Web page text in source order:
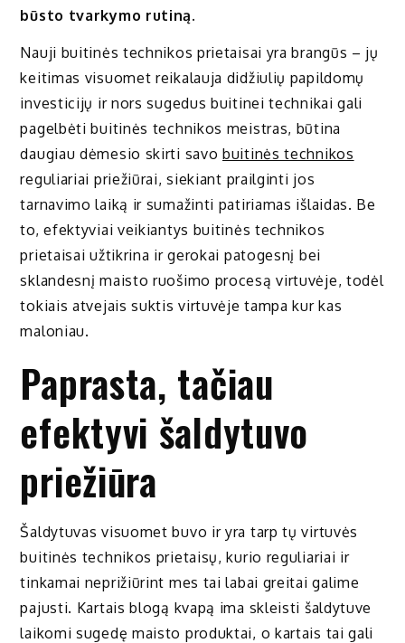
būsto tvarkymo rutiną.
Nauji buitinės technikos prietaisai yra brangūs – jų
keitimas visuomet reikalauja didžiulių papildomų
investicijų ir nors sugedus buitinei technikai gali
pagelbėti buitinės technikos meistras, būtina
daugiau dėmesio skirti savobuitinės technikos
reguliariai priežiūrai, siekiant prailginti jos
tarnavimo laiką ir sumažinti patiriamas išlaidas. Be
to, efektyviai veikiantys buitinės technikos
prietaisai užtikrina ir gerokai patogesnį bei
sklandesnį maisto ruošimo procesą virtuvėje, todėl
tokiais atvejais suktis virtuvėje tampa kur kas
maloniau.
Paprasta, tačiau
efektyvi šaldytuvo
priežiūra
Šaldytuvas visuomet buvo ir yra tarp tų virtuvės
buitinės technikos prietaisų, kurio reguliariai ir
tinkamai neprižiūrint mes tai labai greitai galime
pajusti. Kartais blogą kvapą ima skleisti šaldytuve
laikomi sugedę maisto produktai, o kartais tai gali